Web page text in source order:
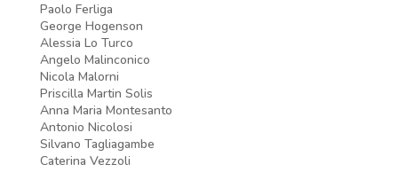
Paolo Ferliga
George Hogenson
Alessia Lo Turco
Angelo Malinconico
Nicola Malorni
Priscilla Martin Solis
Anna Maria Montesanto
Antonio Nicolosi
Silvano Tagliagambe
Caterina Vezzoli